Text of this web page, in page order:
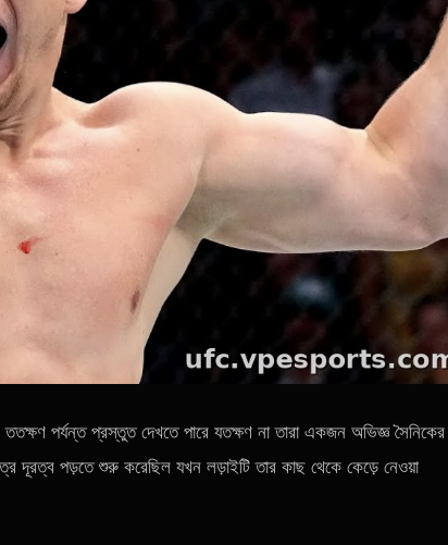
পর্যন্ত প্রস্তুত দেখতে পারে যতক্ষণ না তারা একজন অভিজ্ঞ সৈনিকের
দূরত্ব পড়তে শুরু করেছিল যখন লড়াইটি তার কাছ থেকে কেড়ে নেওয়া